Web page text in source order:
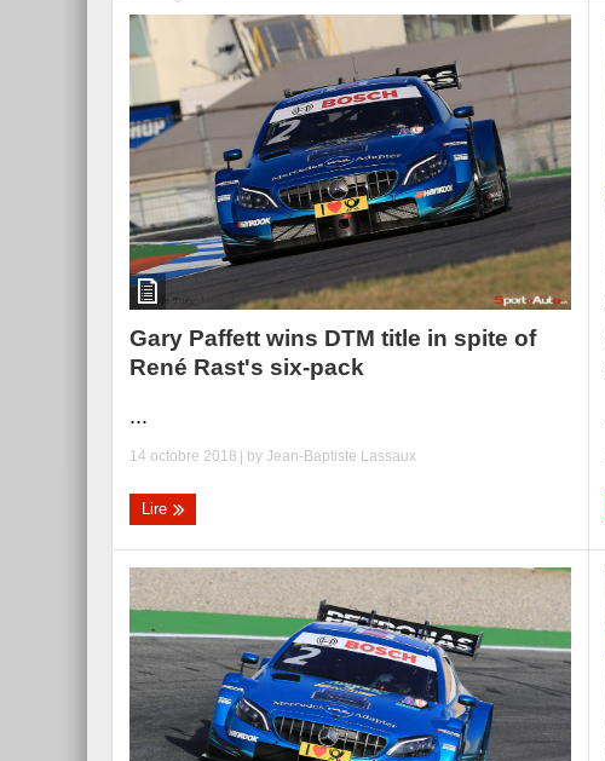
Gary Paffett wins DTM title in spite of
René Rast's six-pack
...
14 octobre 2018 | by Jean-Baptiste Lassaux
Lire